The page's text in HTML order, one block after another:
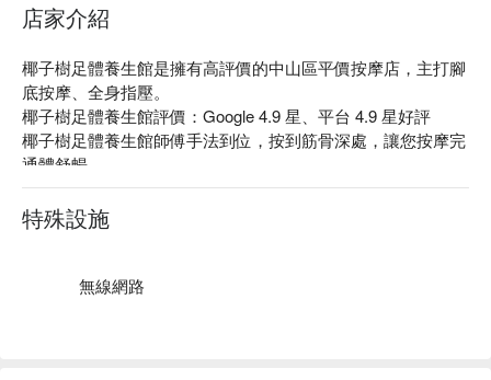
店家介紹
椰子樹足體養生館是擁有高評價的中山區平價按摩店，主打腳
底按摩、全身指壓。
椰子樹足體養生館評價：Google 4.9 星、平台 4.9 星好評
椰子樹足體養生館師傅手法到位，按到筋骨深處，讓您按摩完
通體舒暢。
椰子樹足體養生館捷運中山站步行 6 分鐘，附近熱鬧且交通便
利，店內裝潢簡樸素雅，給每位消費者相當舒適的環境。
椰子樹足體養生館預約、椰子樹足體養生館價格、椰子樹足體
特殊設施
無線網路